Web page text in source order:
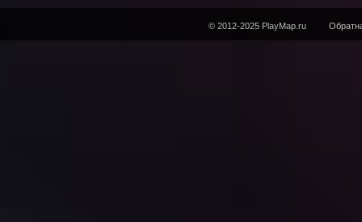
© 2012-2025 PlayMap.ru